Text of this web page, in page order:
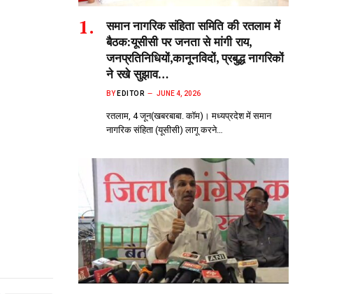
समान नागरिक संहिता समिति की रतलाम में
बैठक:यूसीसी पर जनता से मांगी राय,
जनप्रतिनिधियों,कानूनविदों, प्रबुद्ध नागरिकों
ने रखे सुझाव…
BY EDITOR JUNE 4, 2026
रतलाम, 4 जून(खबरबाबा. कॉम)। मध्यप्रदेश में समान
नागरिक संहिता (यूसीसी) लागू करने…